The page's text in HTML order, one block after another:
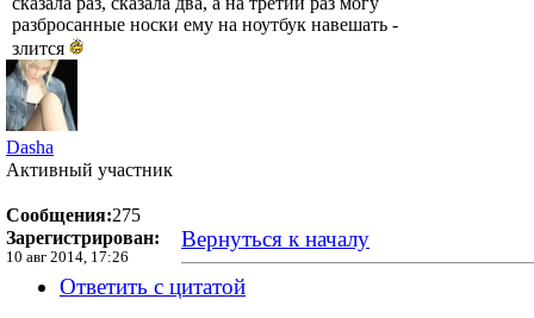
разбросанные носки ему на ноутбук навешать -
злится
Dasha
Активный участник
Сообщения:275
Зарегистрирован:
10 авг 2014, 17:26
Вернуться к началу
Ответить с цитатой